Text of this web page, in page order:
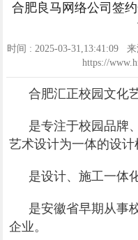
合肥良马网络公司签
时间 : 2025-03-31,13:41:09
https://
合肥汇正校园文化
是专注于校园品牌
艺术设计为一体的设计
是设计、施工一体
是安徽省早期从事
企业。